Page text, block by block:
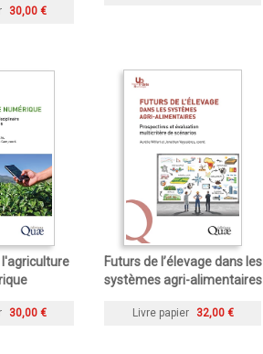
30,00 €
30,00 €
Futurs de l’élevage dans les
systèmes agri-alimentaires
Livre papier 32,00 €